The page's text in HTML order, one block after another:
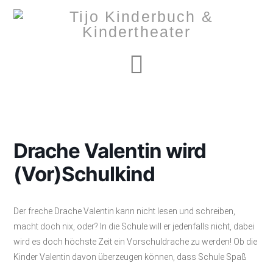
Drache Valentin wird
(Vor)Schulkind
Der freche Drache Valentin kann nicht lesen und schreiben,
macht doch nix, oder? In die Schule will er jedenfalls nicht, dabei
wird es doch höchste Zeit ein Vorschuldrache zu werden! Ob die
Kinder Valentin davon überzeugen können, dass Schule Spaß